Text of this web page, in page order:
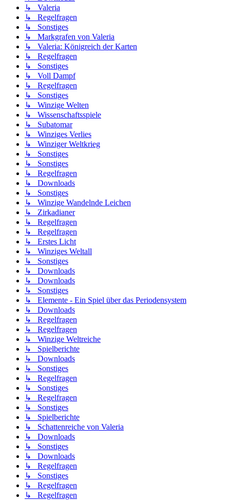
↳ Valeria
↳ Regelfragen
↳ Sonstiges
↳ Markgrafen von Valeria
↳ Valeria: Königreich der Karten
↳ Regelfragen
↳ Sonstiges
↳ Voll Dampf
↳ Regelfragen
↳ Sonstiges
↳ Winzige Welten
↳ Wissenschaftsspiele
↳ Subatomar
↳ Winziges Verlies
↳ Winziger Weltkrieg
↳ Sonstiges
↳ Sonstiges
↳ Regelfragen
↳ Downloads
↳ Sonstiges
↳ Winzige Wandelnde Leichen
↳ Zirkadianer
↳ Regelfragen
↳ Regelfragen
↳ Erstes Licht
↳ Winziges Weltall
↳ Sonstiges
↳ Downloads
↳ Downloads
↳ Sonstiges
↳ Elemente - Ein Spiel über das Periodensystem
↳ Downloads
↳ Regelfragen
↳ Regelfragen
↳ Winzige Weltreiche
↳ Spielberichte
↳ Downloads
↳ Sonstiges
↳ Regelfragen
↳ Sonstiges
↳ Regelfragen
↳ Sonstiges
↳ Spielberichte
↳ Schattenreiche von Valeria
↳ Downloads
↳ Sonstiges
↳ Downloads
↳ Regelfragen
↳ Sonstiges
↳ Regelfragen
↳ Regelfragen